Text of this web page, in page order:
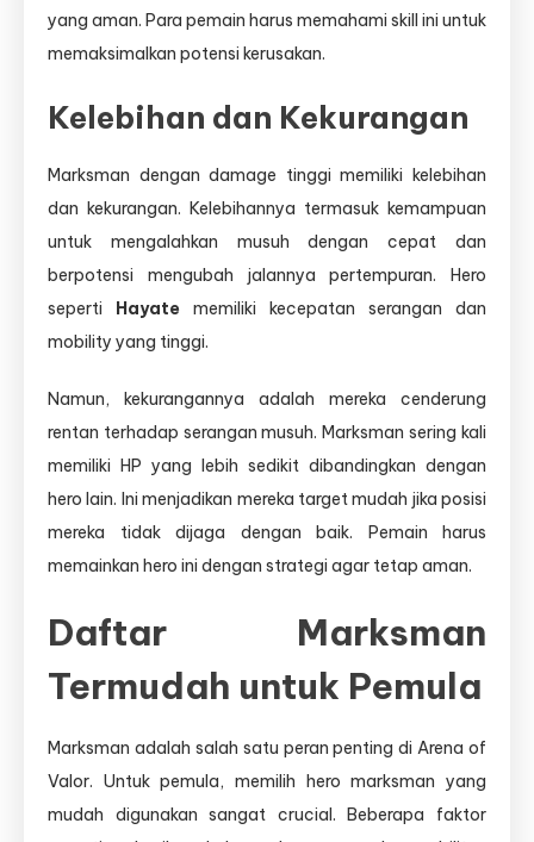
yang aman. Para pemain harus memahami skill ini untuk
memaksimalkan potensi kerusakan.
Kelebihan dan Kekurangan
Marksman dengan damage tinggi memiliki kelebihan
dan kekurangan. Kelebihannya termasuk kemampuan
untuk mengalahkan musuh dengan cepat dan
berpotensi mengubah jalannya pertempuran. Hero
seperti Hayate memiliki kecepatan serangan dan
mobility yang tinggi.
Namun, kekurangannya adalah mereka cenderung
rentan terhadap serangan musuh. Marksman sering kali
memiliki HP yang lebih sedikit dibandingkan dengan
hero lain. Ini menjadikan mereka target mudah jika posisi
mereka tidak dijaga dengan baik. Pemain harus
memainkan hero ini dengan strategi agar tetap aman.
Daftar Marksman
Termudah untuk Pemula
Marksman adalah salah satu peran penting di Arena of
Valor. Untuk pemula, memilih hero marksman yang
mudah digunakan sangat crucial. Beberapa faktor